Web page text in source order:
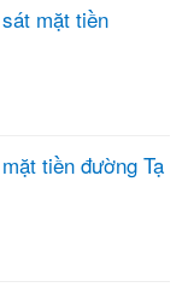
mặt tiền
tiền đường Tạ